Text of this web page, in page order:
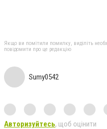
Якщо ви помітили помилку, виділіть
повідомити про це редакцію
Sumy0542
Авторизуйтесь, щоб оцінити